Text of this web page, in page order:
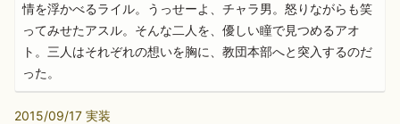
情を浮かべるライル。うっせーよ、チャラ男。怒りながらも笑
ってみせたアスル。そんな二人を、優しい瞳で見つめるアオ
ト。三人はそれぞれの想いを胸に、教団本部へと突入するのだ
った。
2015/09/17 実装